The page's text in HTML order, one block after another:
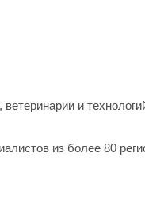
и
из более 80